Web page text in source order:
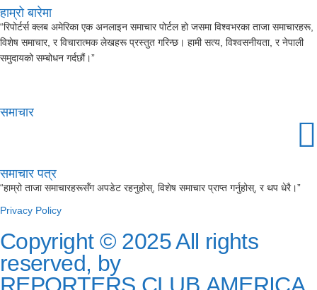
हाम्रो बारेमा
“रिपोर्टर्स क्लब अमेरिका एक अनलाइन समाचार पोर्टल हो जसमा विश्वभरका ताजा समाचारहरू,
विशेष समाचार, र विचारात्मक लेखहरू प्रस्तुत गरिन्छ। हामी सत्य, विश्वसनीयता, र नेपाली
समुदायको सम्बोधन गर्दछौं।”
समाचार
समाचार पत्र
“हाम्रो ताजा समाचारहरूसँग अपडेट रहनुहोस्, विशेष समाचार प्राप्त गर्नुहोस्, र थप धेरै।”
Privacy Policy
Copyright © 2025 All rights
reserved, by